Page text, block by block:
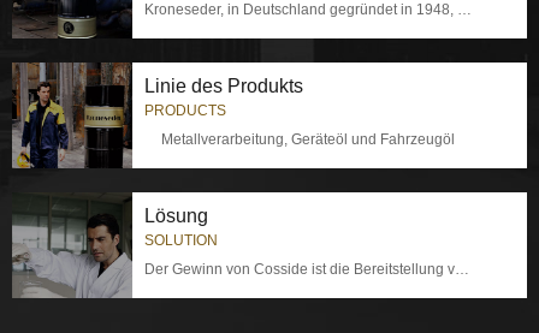
Kroneseder, in Deutschland gegründet in 1948, ist eine Schmierstoffmarke
Linie des Produkts
PRODUCTS
Metallverarbeitung, Geräteöl und Fahrzeugöl
Lösung
SOLUTION
Der Gewinn von Cosside ist die Bereitstellung von Produkten oder Dienstleistungen, um Kunden zu helfen